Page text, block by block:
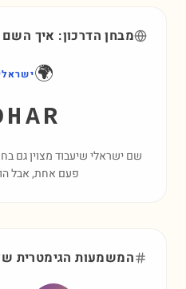
מבחן הדרכון: איך השם
🌍
שם ישראלי שיעבוד מצוין גם
פעם אחת, אבל
המשמעות הגימטרית